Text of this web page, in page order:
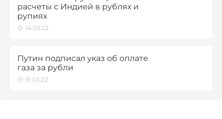
расчеты с Индией в рублях и
рупиях
14.03.22
Путин подписал указ об оплате
газа за рубли
31.03.22